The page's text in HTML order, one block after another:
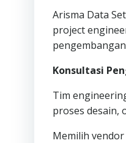
Arisma Data
project
Konsultasi
Tim
proses desain,
Memilih